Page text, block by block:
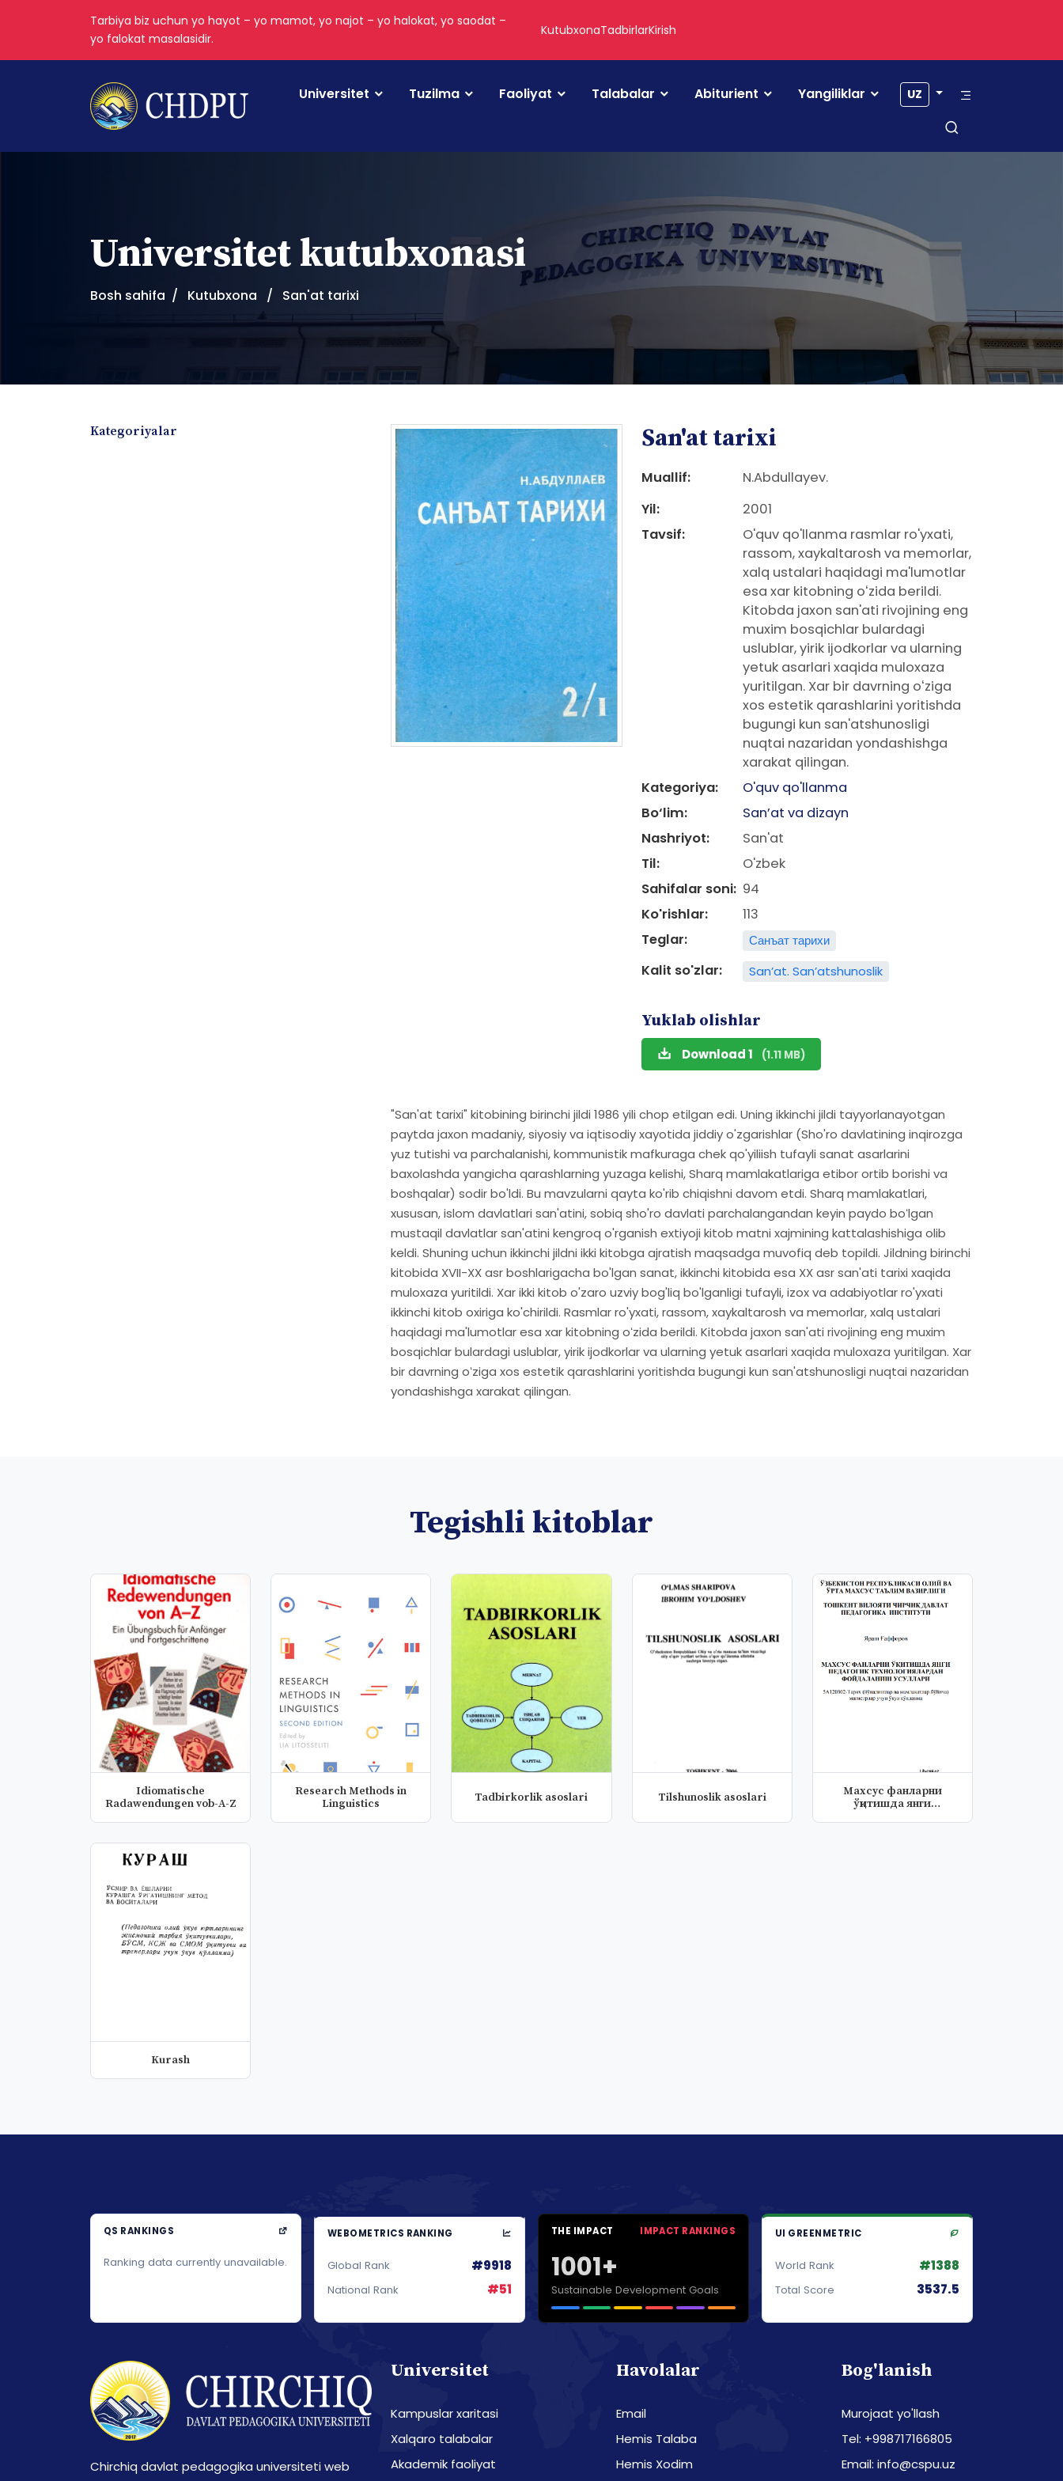
Tarbiya biz uchun yo hayot – yo mamot, yo najot – yo halokat, yo saodat –
yo falokat masalasidir.
KutubxonaTadbirlarKirish
Universitet Tuzilma Faoliyat Talabalar Abiturient Yangiliklar UZ
Universitet kutubxonasi
Bosh sahifa Kutubxona San'at tarixi
Kategoriyalar San'at tarixi
Muallif:
N.Abdullayev.
Yil:
2001
Tavsif:
O'quv qo'llanma rasmlar ro'yxati,
rassom, xaykaltarosh va memorlar,
xalq ustalari haqidagi ma'lumotlar
esa xar kitobning oʻzida berildi.
Kitobda jaxon san'ati rivojining eng
muxim bosqichlar bulardagi
uslublar, yirik ijodkorlar va ularning
yetuk asarlari xaqida muloxaza
yuritilgan. Xar bir davrning oʻziga
xos estetik qarashlarini yoritishda
bugungi kun san'atshunosligi
nuqtai nazaridan yondashishga
xarakat qilingan.
Kategoriya:
O'quv qo'llanma
Bo‘lim:
San’at va dizayn
Nashriyot:
San'at
Til:
O'zbek
Sahifalar soni: 94
Ko'rishlar:
113
Teglar:
Санъат тарихи
Kalit so'zlar: San’at. San’atshunoslik
Yuklab olishlar
Download 1 (1.11 MB)
"San'at tarixi" kitobining birinchi jildi 1986 yili chop etilgan edi. Uning ikkinchi jildi tayyorlanayotgan
paytda jaxon madaniy, siyosiy va iqtisodiy xayotida jiddiy o'zgarishlar (Sho'ro davlatining inqirozga
yuz tutishi va parchalanishi, kommunistik mafkuraga chek qo'yiliish tufayli sanat asarlarini
baxolashda yangicha qarashlarning yuzaga kelishi, Sharq mamlakatlariga etibor ortib borishi va
boshqalar) sodir bo'ldi. Bu mavzularni qayta ko'rib chiqishni davom etdi. Sharq mamlakatlari,
xususan, islom davlatlari san'atini, sobiq sho'ro davlati parchalangandan keyin paydo boʻlgan
mustaqil davlatlar san'atini kengroq o'rganish extiyoji kitob matni xajmining kattalashishiga olib
keldi. Shuning uchun ikkinchi jildni ikki kitobga ajratish maqsadga muvofiq deb topildi. Jildning birinchi
kitobida XVII-XX asr boshlarigacha bo'lgan sanat, ikkinchi kitobida esa XX asr san'ati tarixi xaqida
muloxaza yuritildi. Xar ikki kitob o'zaro uzviy bog'liq bo'lganligi tufayli, izox va adabiyotlar ro'yxati
ikkinchi kitob oxiriga ko'chirildi. Rasmlar ro'yxati, rassom, xaykaltarosh va memorlar, xalq ustalari
haqidagi ma'lumotlar esa xar kitobning oʻzida berildi. Kitobda jaxon san'ati rivojining eng muxim
bosqichlar bulardagi uslublar, yirik ijodkorlar va ularning yetuk asarlari xaqida muloxaza yuritilgan. Xar
bir davrning oʻziga xos estetik qarashlarini yoritishda bugungi kun san'atshunosligi nuqtai nazaridan
yondashishga xarakat qilingan.
Tegishli kitoblar
Idiomatische
Radawendungen vob-A-Z
Research Methods in
Linguistics
Tadbirkorlik asoslari Tilshunoslik asoslari
Махсус фанларни
ўқитишда янги
Kurash
QS RANKINGS
Ranking data currently unavailable.
WEBOMETRICS RANKING
Global Rank #9918
National Rank #51
THE IMPACT IMPACT RANKINGS
1001+
Sustainable Development Goals
UI GREENMETRIC
World Rank #1388
Total Score 3537.5
Chirchiq davlat pedagogika universiteti web
Universitet
Kampuslar xaritasi
Xalqaro talabalar
Akademik faoliyat
Havolalar
Email
Hemis Talaba
Hemis Xodim
Bog'lanish
Murojaat yo'llash
Tel: +998717166805
Email: info@cspu.uz